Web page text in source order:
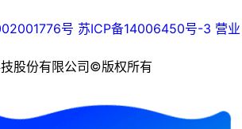
号 苏ICP备14006450号-3 营业
股份有限公司©版权所有